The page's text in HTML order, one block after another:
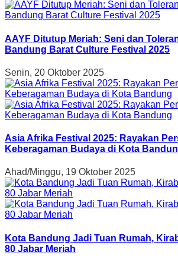
AAYF Ditutup Meriah: Seni dan
Bandung Barat Culture Festival 2025
Senin, 20 Oktober 2025
Asia Afrika Festival 2025: Rayakan
Keberagaman Budaya di Kota
Ahad/Minggu, 19 Oktober 2025
Kota Bandung Jadi Tuan Rumah,
80 Jabar Meriah